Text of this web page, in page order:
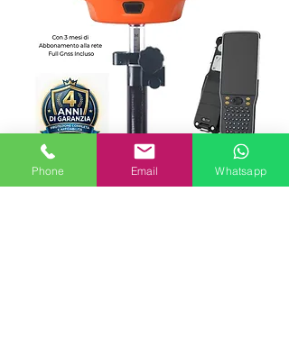
ROVER GPS GALILEO Q3 GNSS
Phone Email Whatsapp